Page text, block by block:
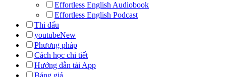
Effortless English Audiobook
Effortless English Podcast
Thi đấu
youtubeNew
Phương pháp
Cách học chi tiết
Hướng dẫn tải App
Bảng giá